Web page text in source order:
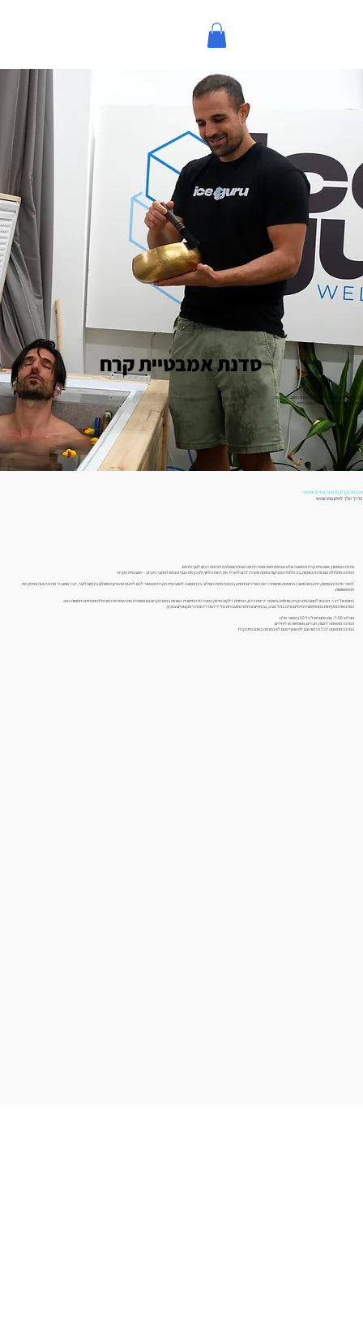
סדנת אמבטיית קרח
בואו לחוות חוויה מעצימה של סדנת נשימות ואמבטיית קרח
במתחמים המדהימים שלנו בתל אביב וחיפה
אמבטית קרח, סדנאות נשימה וסאונה
הדרך שלך לאיזון גופני ונפשי
סדנת הנשימות, אמבטיית קרח והסאונה שלנו מציעות חוויה מעוררת ומרעננת המשלבת יתרונות רבים לגוף ולנפש.
הסדנה מתחילה עם סדנת נשימות, בה תלמדו טכניקות נשימה שיעזרו לכם להוריד את רמות הלחץ ולהכין את הגוף והנפש לאתגר הקרוב – אמבטיית הקרח.
לאחר סדנת הנשימות, תיהנו מהסאונה החמימה שתשחרר את השרירים ותסייע בהפגת מתח. השילוב בין הסאונה לאמבטיית הקרח מאפשר לכם ליהנות מהאיזון המושלם בין חום לקור, דבר שמגביר את הרגיעה ומחזק את
ההתאוששות.
בסופו של דבר, תיכנסו לאמבטיית הקרח, שתסייע בשיפור זרימת הדם, הפחתת דלקות וחיזוק המערכת החיסונית. השהות במים הקרים גם משפרת את העמידות המנטלית ומפחיתה תחושת כאב.
הסדנאות מתקיימות במתחמים היפייפיים שלנו בתל אביב, גבעתיים ובחיפה ומועברות על ידי המדריכים הכי מקצועיים בארץ.
מגילאי 7-50. אם אתם מעל גיל 50 באישור שלנו
הסדנה מתאימה לזוגות, חברים, משפחות או ליחידים
הסדנה מתאימה לכל הרמות וגם למי שאף פעם לא התנסה באמבטיית קרח